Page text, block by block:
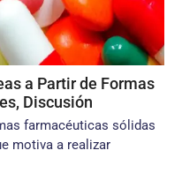
a Partir de Formas
Discusión
farmacéuticas sólidas
motiva a realizar